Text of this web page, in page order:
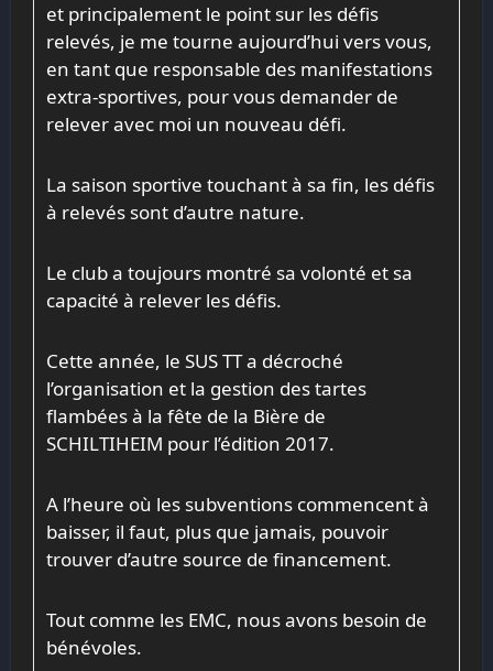
et principalement le point sur les défis
relevés, je me tourne aujourd’hui vers vous,
en tant que responsable des manifestations
extra-sportives, pour vous demander de
relever avec moi un nouveau défi.
La saison sportive touchant à sa fin, les défis
à relevés sont d’autre nature.
Le club a toujours montré sa volonté et sa
capacité à relever les défis.
Cette année, le SUS TT a décroché
l’organisation et la gestion des tartes
flambées à la fête de la Bière de
SCHILTIHEIM pour l’édition 2017.
A l’heure où les subventions commencent à
baisser, il faut, plus que jamais, pouvoir
trouver d’autre source de financement.
Tout comme les EMC, nous avons besoin de
bénévoles.